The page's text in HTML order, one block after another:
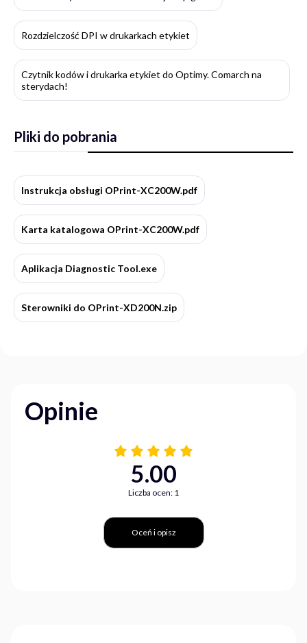
Rozdzielczość DPI w drukarkach etykiet
Czytnik kodów i drukarka etykiet do Optimy. Comarch na
sterydach!
Pliki do pobrania
Instrukcja obsługi OPrint-XC200W.pdf
Karta katalogowa OPrint-XC200W.pdf
Aplikacja Diagnostic Tool.exe
Sterowniki do OPrint-XD200N.zip
Opinie
5.00
Liczba ocen: 1
Oceń i opisz